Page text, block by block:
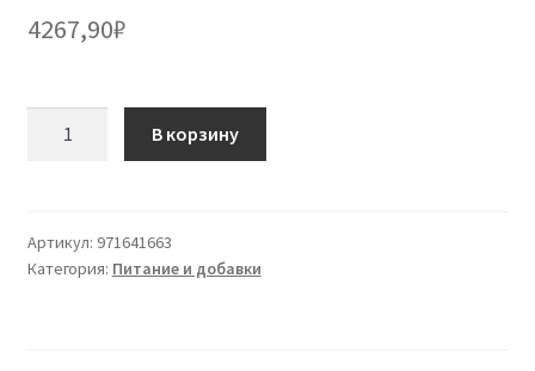
4267,90₽
Алоэ
30
В корзину
Артикул: 971641663
Категория: Питание и добавки